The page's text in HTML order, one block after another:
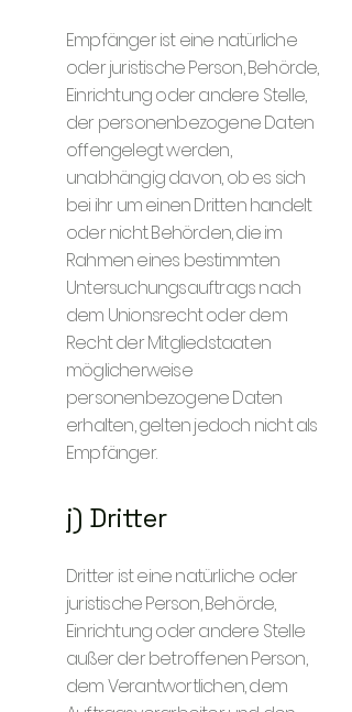
Empfänger ist eine natürliche
oder juristische Person, Behörde,
Einrichtung oder andere Stelle,
der personenbezogene Daten
offengelegt werden,
unabhängig davon, ob es sich
bei ihr um einen Dritten handelt
oder nicht. Behörden, die im
Rahmen eines bestimmten
Untersuchungsauftrags nach
dem Unionsrecht oder dem
Recht der Mitgliedstaaten
möglicherweise
personenbezogene Daten
erhalten, gelten jedoch nicht als
Empfänger.
j) Dritter
Dritter ist eine natürliche oder
juristische Person, Behörde,
Einrichtung oder andere Stelle
außer der betroffenen Person,
dem Verantwortlichen, dem